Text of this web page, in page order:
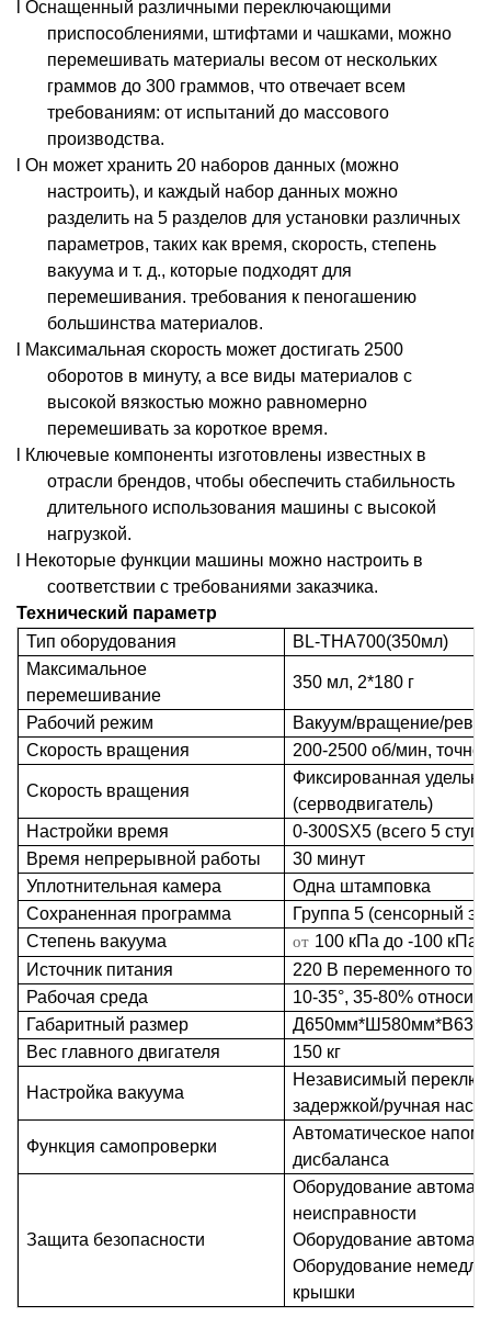
l Оснащенный различными переключающими
приспособлениями, штифтами и чашками, можно
перемешивать материалы весом от нескольких
граммов до 300 граммов, что отвечает всем
требованиям: от испытаний до массового
производства.
l Он может хранить 20 наборов данных (можно
настроить), и каждый набор данных можно
разделить на 5 разделов для установки различных
параметров, таких как время, скорость, степень
вакуума и т. д., которые подходят для
перемешивания. требования к пеногашению
большинства материалов.
l Максимальная скорость может достигать 2500
оборотов в минуту, а все виды материалов с
высокой вязкостью можно равномерно
перемешивать за короткое время.
l Ключевые компоненты изготовлены известных в
отрасли брендов, чтобы обеспечить стабильность
длительного использования машины с высокой
нагрузкой.
l Некоторые функции машины можно настроить в
соответствии с требованиями заказчика.
Технический параметр
Тип оборудования
BL-THA700(350мл)
Максимальное
перемешивание
350 мл, 2*180 г
Рабочий режим
Вакуум/вращение/
Скорость вращения
200-2500 об/мин,
Скорость вращения
Фиксированная
(серводвигатель)
Настройки время
0-300SX5 (всего 5
Время непрерывной работы
30 минут
Уплотнительная камера
Одна штамповка
Сохраненная программа
Группа 5 (сенсорный
Степень вакуума
от 100 кПа до-100 кПа
Источник питания
220 В переменного
Рабочая среда
10-35°, 35-80%
Габаритный размер
Вес главного двигателя
150 кг
Настройка вакуума
Независимый
задержкой/ручная
Функция самопроверки
Автоматическое
дисбаланса
Защита безопасности
Оборудование
неисправности
Оборудование
Оборудование
крышки